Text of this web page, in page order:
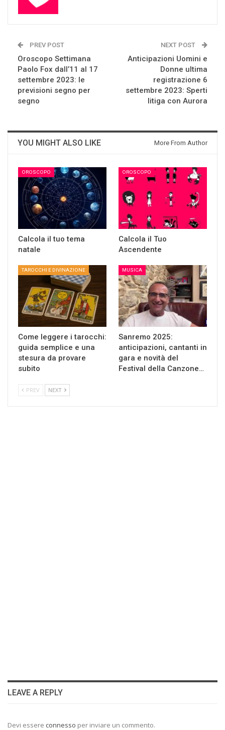
PREV POST
Oroscopo Settimana
Paolo Fox dall’11 al 17
settembre 2023: le
previsioni segno per
segno
NEXT POST
Anticipazioni Uomini e
Donne ultima
registrazione 6
settembre 2023: Sperti
litiga con Aurora
YOU MIGHT ALSO LIKE More From Author
OROSCOPO
Calcola il tuo tema
natale
OROSCOPO
Calcola il Tuo
Ascendente
TAROCCHI E DIVINAZIONE
Come leggere i tarocchi:
guida semplice e una
stesura da provare
subito
MUSICA
Sanremo 2025:
anticipazioni, cantanti in
gara e novità del
Festival della Canzone…
PREV NEXT
LEAVE A REPLY
Devi essere connesso per inviare un commento.